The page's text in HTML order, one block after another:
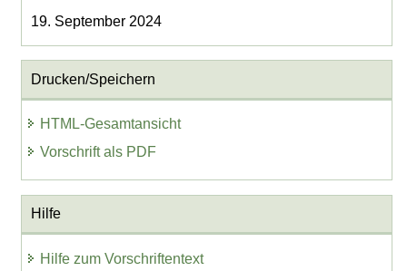
19. September 2024
Drucken/Speichern
HTML-Gesamtansicht
Vorschrift als PDF
Hilfe
Hilfe zum Vorschriftentext